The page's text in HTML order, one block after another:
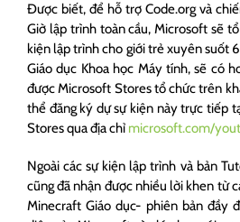
Được biết, để hỗ trợ Code.org và
Giờ lập trình toàn cầu, Microsoft sẽ
kiện lập trình cho giới trẻ xuyên suốt
Giáo dục Khoa học Máy tính, sẽ có
được Microsoft Stores tổ chức trên
thể đăng ký dự sự kiện này trực tiếp
Stores qua địa chỉ microsoft.com/
Ngoài các sự kiện lập trình và bản
cũng đã nhận được nhiều lời khen từ
Minecraft Giáo dục- phiên bản đầy